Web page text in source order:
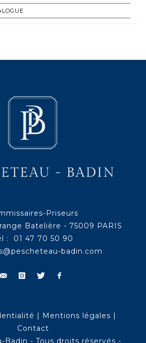
Priseurs
Batelière - 75009 PARIS
: 01 47 70 50 90
badin.com
| Mentions légales |
Contact
Badin - Tous droits réservés -